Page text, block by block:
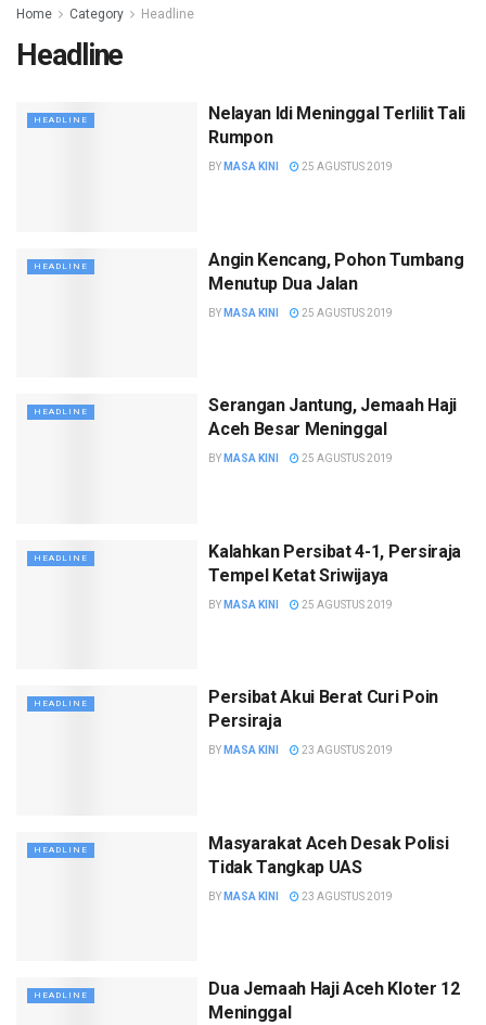
Home Category Headline
Headline
HEADLINE
Nelayan Idi Meninggal Terlilit Tali
Rumpon
BY MASA KINI 25 AGUSTUS 2019
HEADLINE
Angin Kencang, Pohon Tumbang
Menutup Dua Jalan
BY MASA KINI 25 AGUSTUS 2019
HEADLINE
Serangan Jantung, Jemaah Haji
Aceh Besar Meninggal
BY MASA KINI 25 AGUSTUS 2019
HEADLINE
Kalahkan Persibat 4-1, Persiraja
Tempel Ketat Sriwijaya
BY MASA KINI 25 AGUSTUS 2019
HEADLINE
Persibat Akui Berat Curi Poin
Persiraja
BY MASA KINI 23 AGUSTUS 2019
HEADLINE
Masyarakat Aceh Desak Polisi
Tidak Tangkap UAS
BY MASA KINI 23 AGUSTUS 2019
HEADLINE
Dua Jemaah Haji Aceh Kloter 12
Meninggal